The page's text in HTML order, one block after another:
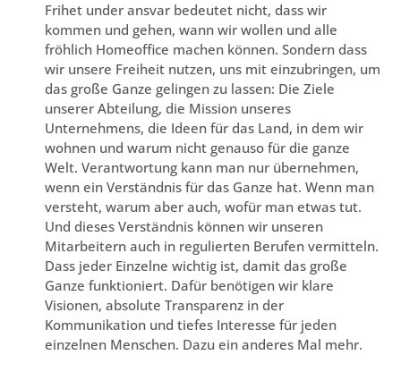
Frihet under ansvar bedeutet nicht, dass wir
kommen und gehen, wann wir wollen und alle
fröhlich Homeoffice machen können. Sondern dass
wir unsere Freiheit nutzen, uns mit einzubringen, um
das große Ganze gelingen zu lassen: Die Ziele
unserer Abteilung, die Mission unseres
Unternehmens, die Ideen für das Land, in dem wir
wohnen und warum nicht genauso für die ganze
Welt. Verantwortung kann man nur übernehmen,
wenn ein Verständnis für das Ganze hat. Wenn man
versteht, warum aber auch, wofür man etwas tut.
Und dieses Verständnis können wir unseren
Mitarbeitern auch in regulierten Berufen vermitteln.
Dass jeder Einzelne wichtig ist, damit das große
Ganze funktioniert. Dafür benötigen wir klare
Visionen, absolute Transparenz in der
Kommunikation und tiefes Interesse für jeden
einzelnen Menschen. Dazu ein anderes Mal mehr.